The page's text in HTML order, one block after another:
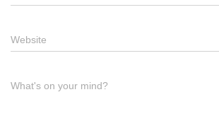
Website
What's on your mind?